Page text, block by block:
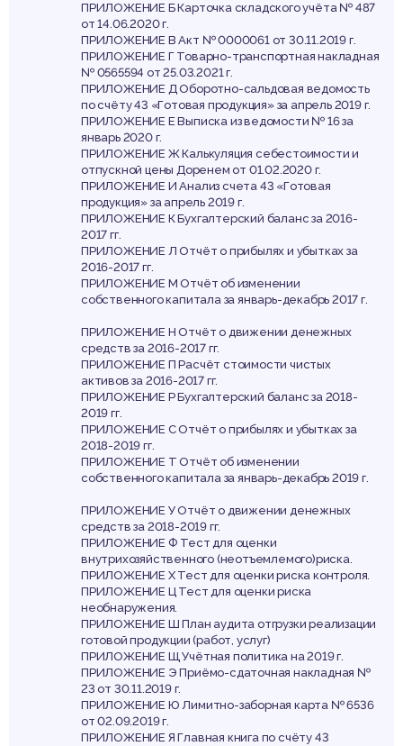
ПРИЛОЖЕНИЕ Б Карточка складского учёта № 487
от 14.06.2020 г.
ПРИЛОЖЕНИЕ В Акт № 0000061 от 30.11.2019 г.
ПРИЛОЖЕНИЕ Г Товарно-транспортная накладная
№ 0565594 от 25.03.2021 г.
ПРИЛОЖЕНИЕ Д Оборотно-сальдовая ведомость
по счёту 43 «Готовая продукция» за апрель 2019 г.
ПРИЛОЖЕНИЕ Е Выписка из ведомости № 16 за
январь 2020 г.
ПРИЛОЖЕНИЕ Ж Калькуляция себестоимости и
отпускной цены Доренем от 01.02.2020 г.
ПРИЛОЖЕНИЕ И Анализ счета 43 «Готовая
продукция» за апрель 2019 г.
ПРИЛОЖЕНИЕ К Бухгалтерский баланс за 2016-
2017 гг.
ПРИЛОЖЕНИЕ Л Отчёт о прибылях и убытках за
2016-2017 гг.
ПРИЛОЖЕНИЕ М Отчёт об изменении
собственного капитала за январь-декабрь 2017 г.
ПРИЛОЖЕНИЕ Н Отчёт о движении денежных
средств за 2016-2017 гг.
ПРИЛОЖЕНИЕ П Расчёт стоимости чистых
активов за 2016-2017 гг.
ПРИЛОЖЕНИЕ Р Бухгалтерский баланс за 2018-
2019 гг.
ПРИЛОЖЕНИЕ С Отчёт о прибылях и убытках за
2018-2019 гг.
ПРИЛОЖЕНИЕ Т Отчёт об изменении
собственного капитала за январь-декабрь 2019 г.
ПРИЛОЖЕНИЕ У Отчёт о движении денежных
средств за 2018-2019 гг.
ПРИЛОЖЕНИЕ Ф Тест для оценки
внутрихозяйственного (неотъемлемого)риска.
ПРИЛОЖЕНИЕ Х Тест для оценки риска контроля.
ПРИЛОЖЕНИЕ Ц Тест для оценки риска
необнаружения.
ПРИЛОЖЕНИЕ Ш План аудита отгрузки реализации
готовой продукции (работ, услуг)
ПРИЛОЖЕНИЕ Щ Учётная политика на 2019 г.
ПРИЛОЖЕНИЕ Э Приёмо-сдаточная накладная №
23 от 30.11.2019 г.
ПРИЛОЖЕНИЕ Ю Лимитно-заборная карта № 6536
от 02.09.2019 г.
ПРИЛОЖЕНИЕ Я Главная книга по счёту 43